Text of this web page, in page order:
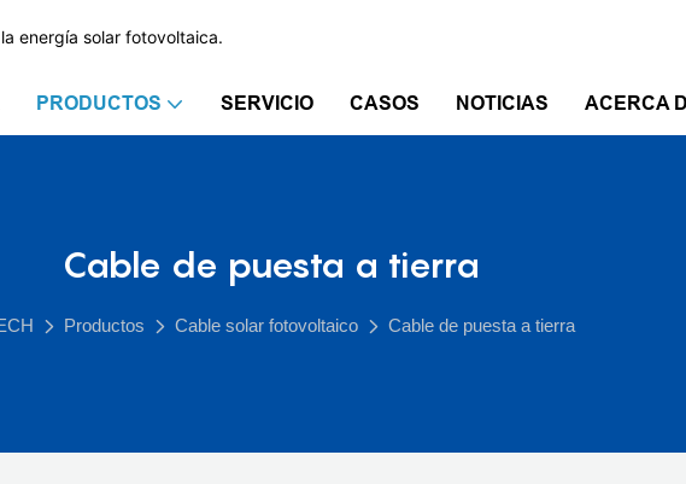
energía solar fotovoltaica.
PRODUCTOS SERVICIO CASOS NOTICIAS ACERCA
Cable de puesta a tierra
Productos Cable solar fotovoltaico Cable de puesta a tierra